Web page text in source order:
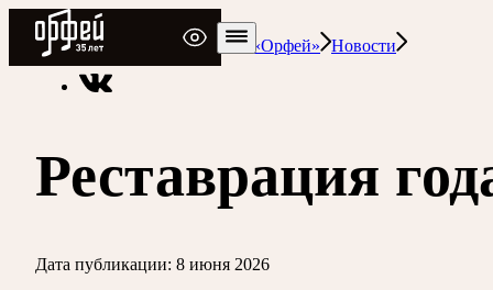
Радио Орфей
Радио классической музыки «Орфей»
Новости
Реставрация
Дата публикации: 8 июня 2026